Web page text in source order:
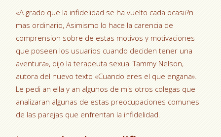
«A grado que la infidelidad se ha vuelto cada ocasii?n
mas ordinario, Asimismo lo hace la carencia de
comprension sobre de estas motivos y motivaciones
que poseen los usuarios cuando deciden tener una
aventura», dijo la terapeuta sexual Tammy Nelson,
autora del nuevo texto «Cuando eres el que engana».
Le pedi an ella y an algunos de mis otros colegas que
analizaran algunas de estas preocupaciones comunes
de las parejas que enfrentan la infidelidad.